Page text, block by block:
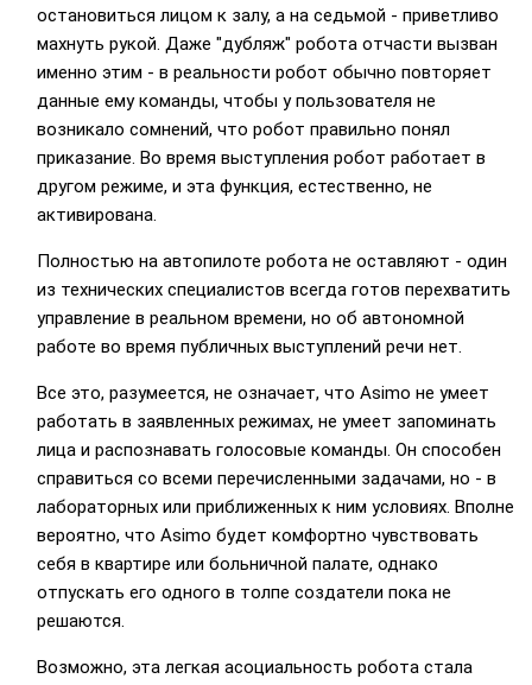
остановиться лицом к залу, а на седьмой - приветливо
махнуть рукой. Даже "дубляж" робота отчасти вызван
именно этим - в реальности робот обычно повторяет
данные ему команды, чтобы у пользователя не
возникало сомнений, что робот правильно понял
приказание. Во время выступления робот работает в
другом режиме, и эта функция, естественно, не
активирована.
Полностью на автопилоте робота не оставляют - один
из технических специалистов всегда готов перехватить
управление в реальном времени, но об автономной
работе во время публичных выступлений речи нет.
Все это, разумеется, не означает, что Asimo не умеет
работать в заявленных режимах, не умеет запоминать
лица и распознавать голосовые команды. Он способен
справиться со всеми перечисленными задачами, но - в
лабораторных или приближенных к ним условиях. Вполне
вероятно, что Asimo будет комфортно чувствовать
себя в квартире или больничной палате, однако
отпускать его одного в толпе создатели пока не
решаются.
Возможно, эта легкая асоциальность робота стала